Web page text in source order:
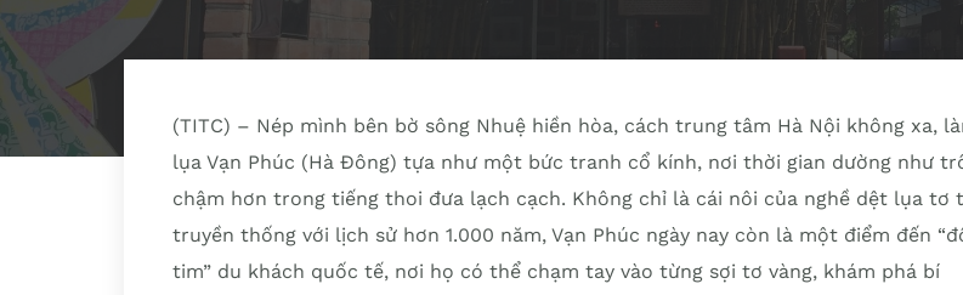
(TITC) – Nép mình bên bờ sông Nhuệ hiền hòa, cách trung tâm Hà Nội không xa,
lụa Vạn Phúc (Hà Đông) tựa như một bức tranh cổ kính, nơi thời gian dường như
chậm hơn trong tiếng thoi đưa lạch cạch. Không chỉ là cái nôi của nghề dệt lụa tơ
truyền thống với lịch sử hơn 1.000 năm, Vạn Phúc ngày nay còn là một điểm đến
tim” du khách quốc tế, nơi họ có thể chạm tay vào từng sợi tơ vàng, khám phá bí